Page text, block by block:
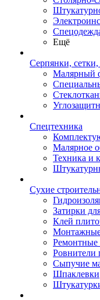
Ещё
Серпянки,
Малярный
Спецтехника
Малярное
Техника и
Сухие
Затирки
Клей
Монтажные
Ремонтные
Ровнители
Сыпучие
Шпаклевки